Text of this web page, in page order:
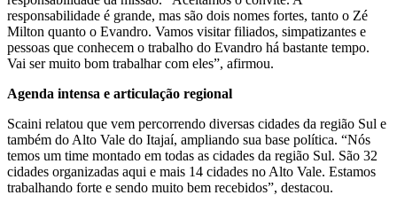
responsabilidade é grande, mas são dois nomes fortes, tanto o Zé
Milton quanto o Evandro. Vamos visitar filiados, simpatizantes e
pessoas que conhecem o trabalho do Evandro há bastante tempo.
Vai ser muito bom trabalhar com eles”, afirmou.
Agenda intensa e articulação regional
Scaini relatou que vem percorrendo diversas cidades da região Sul e
também do Alto Vale do Itajaí, ampliando sua base política. “Nós
temos um time montado em todas as cidades da região Sul. São 32
cidades organizadas aqui e mais 14 cidades no Alto Vale. Estamos
trabalhando forte e sendo muito bem recebidos”, destacou.